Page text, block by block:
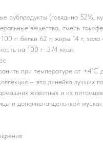
субпродукты (говядина 52%,
вещества, смесь
г: белки 62 г, жиры 14 г, зола
на 100 г: 374 ккал.
при температуре от
– это линейка лучших
животных и их
и дополнена щепоткой